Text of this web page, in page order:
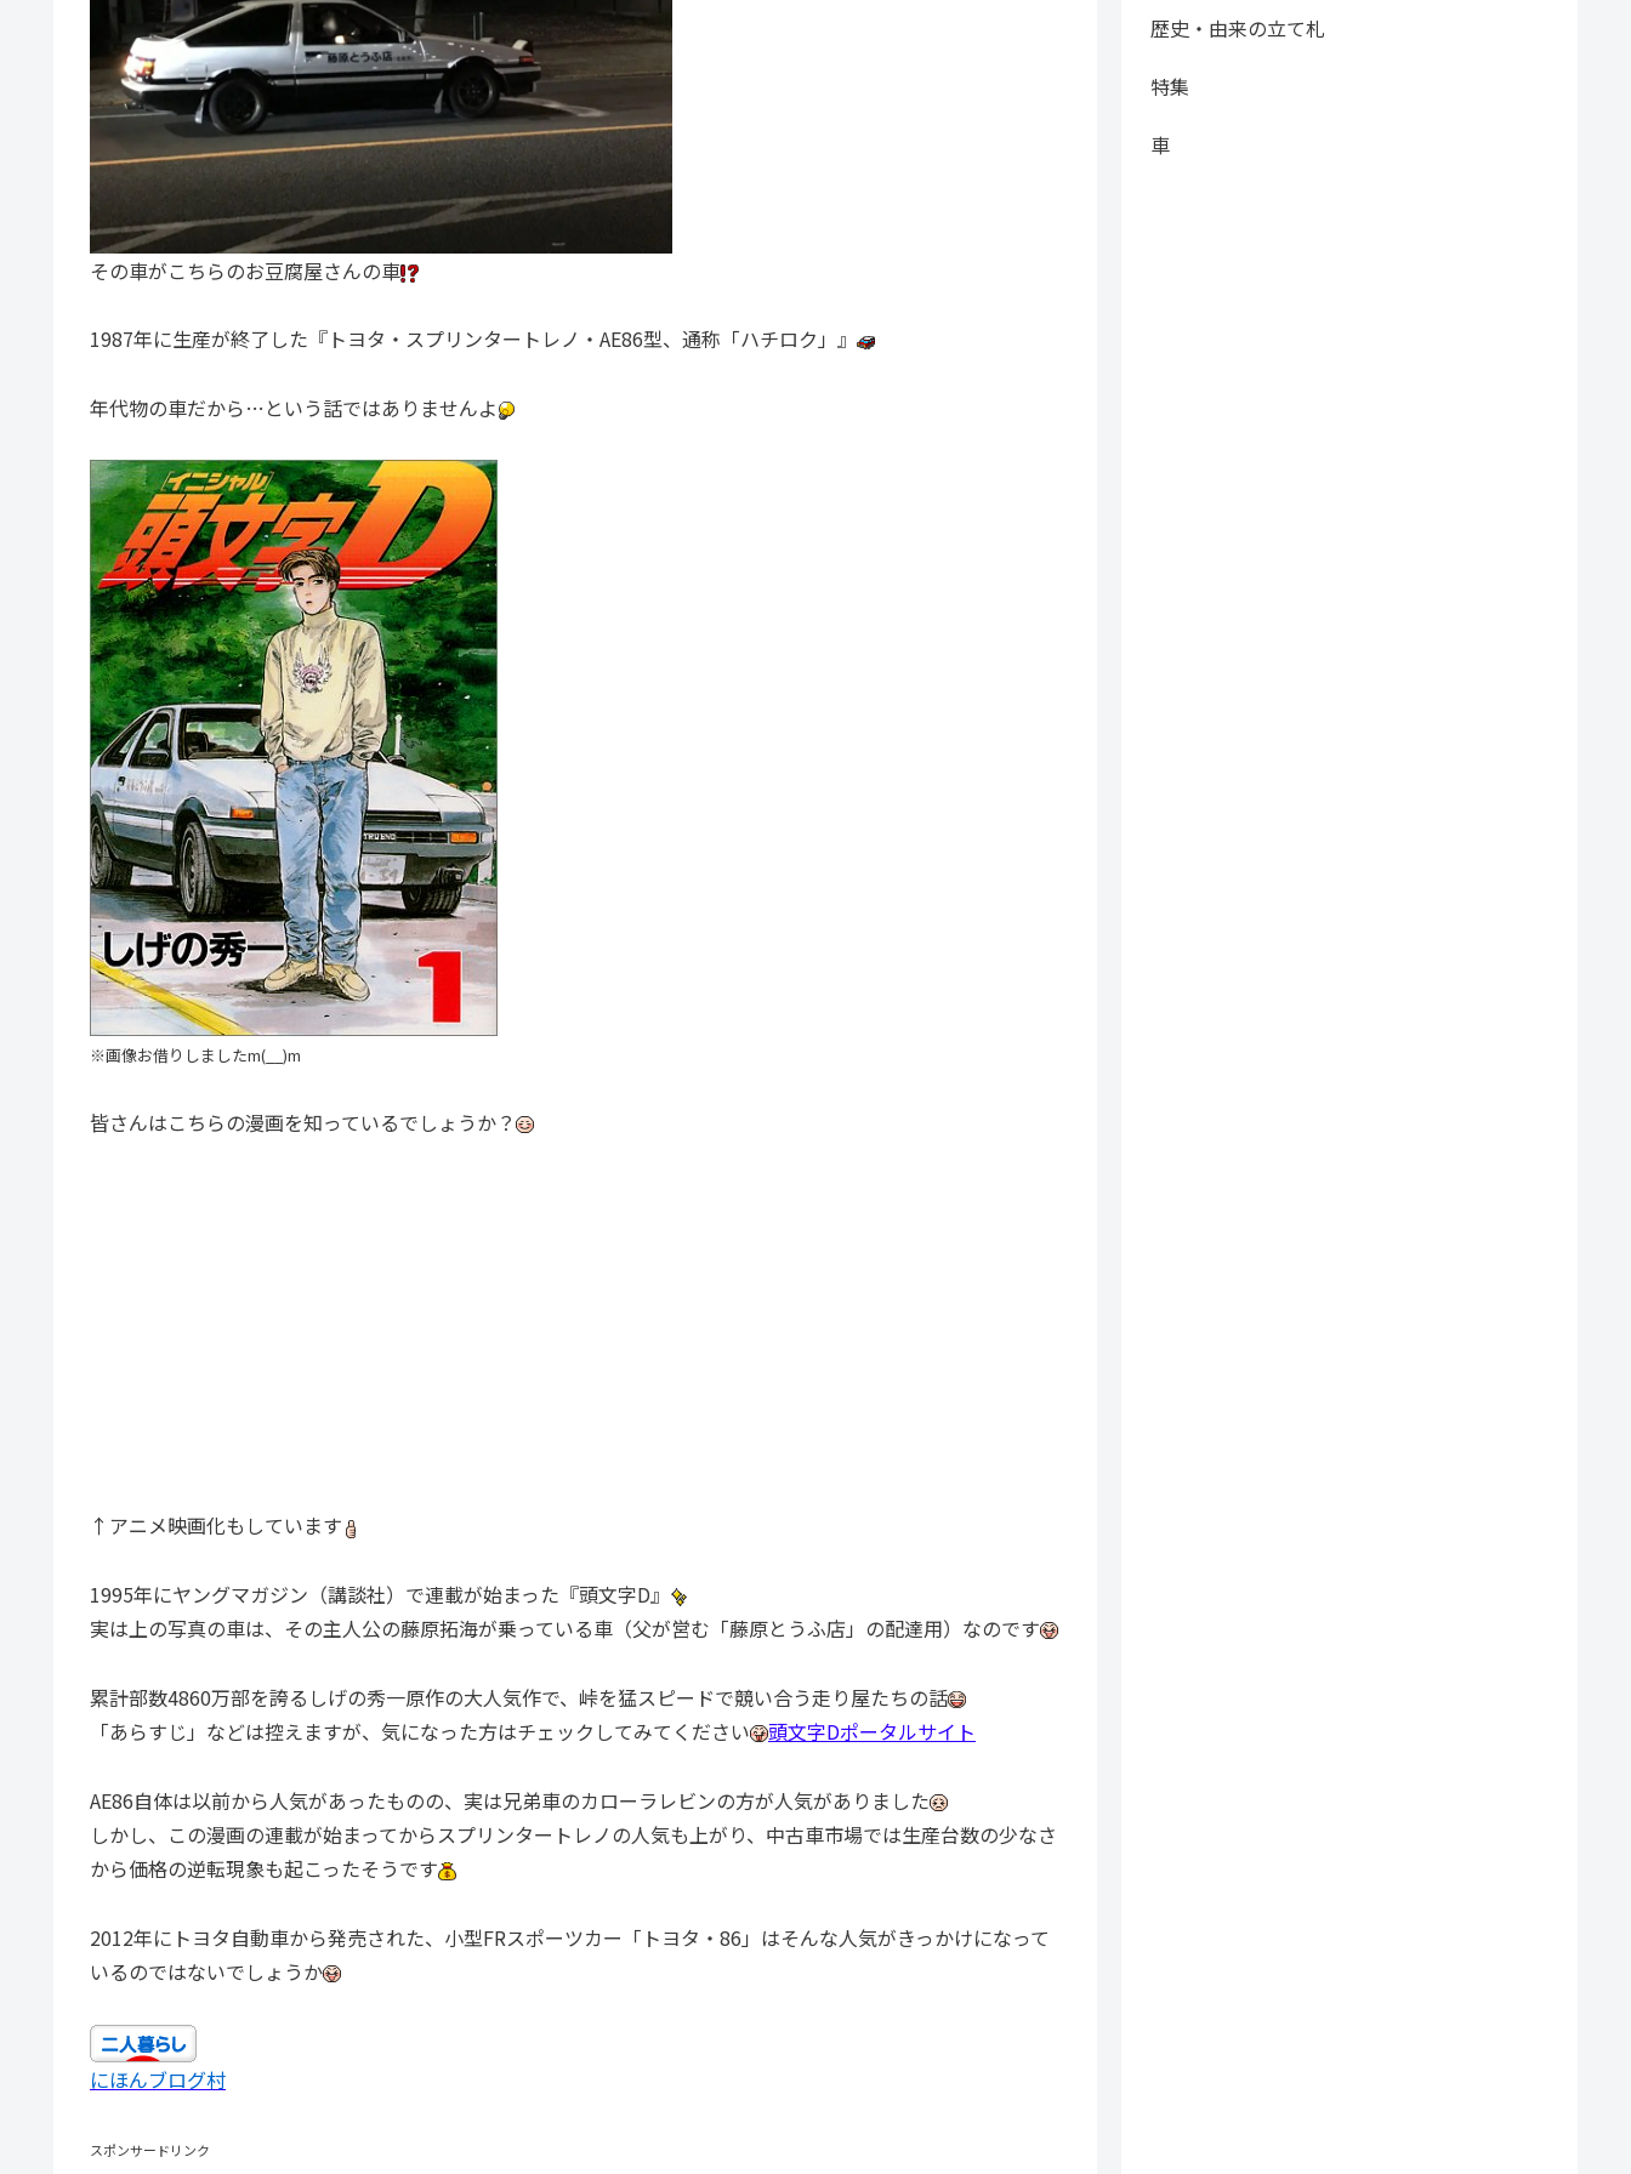
その車がこちらのお豆腐屋さんの車
1987年に生産が終了した『トヨタ・スプリンタートレノ・AE86型、通称「ハチロク」』
年代物の車だから…という話ではありませんよ
※画像お借りしましたm(__)m
皆さんはこちらの漫画を知っているでしょうか？
↑アニメ映画化もしています
1995年にヤングマガジン（講談社）で連載が始まった『頭文字D』
実は上の写真の車は、その主人公の藤原拓海が乗っている車（父が営む「藤原とうふ店」の配達用）なのです
累計部数4860万部を誇るしげの秀一原作の大人気作で、峠を猛スピードで競い合う走り屋たちの話
「あらすじ」などは控えますが、気になった方はチェックしてみてください
頭文字Dポータルサイト
AE86自体は以前から人気があったものの、実は兄弟車のカローラレビンの方が人気がありました
しかし、この漫画の連載が始まってからスプリンタートレノの人気も上がり、中古車市場では生産台数の少なさ
から価格の逆転現象も起こったそうです
2012年にトヨタ自動車から発売された、小型FRスポーツカー「トヨタ・86」はそんな人気がきっかけになって
いるのではないでしょうか
にほんブログ村
スポンサードリンク
歴史・由来の立て札
特集
車